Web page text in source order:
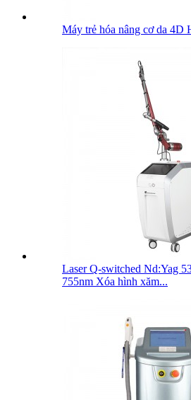
Máy trẻ hóa nâng cơ da 4D
Laser Q-switched Nd:Yag
755nm Xóa hình xăm...